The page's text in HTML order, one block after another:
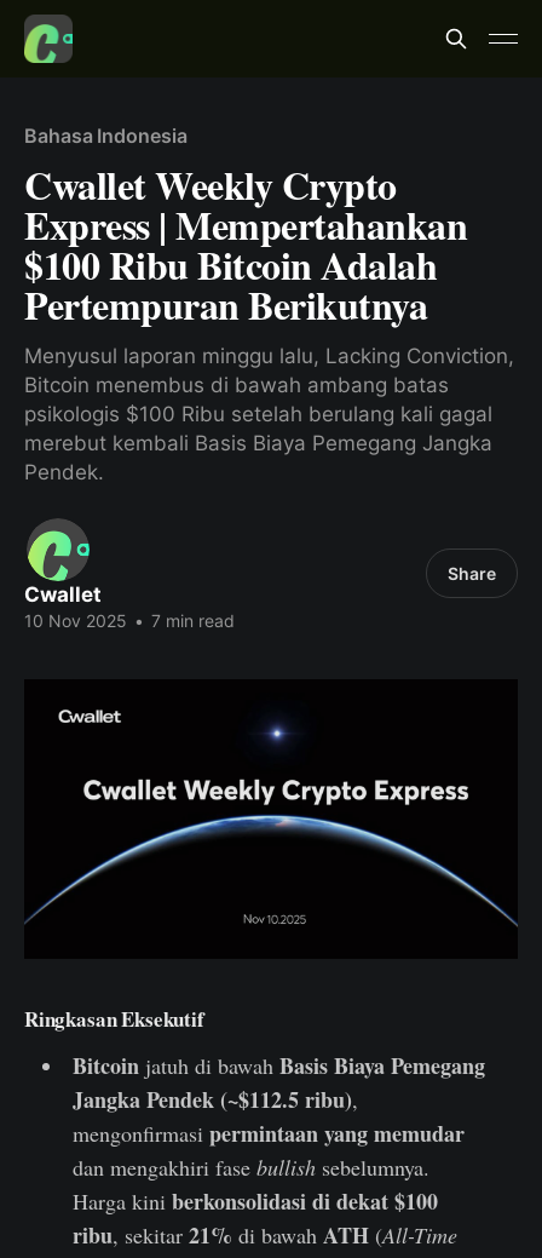
Bahasa Indonesia
Cwallet Weekly Crypto
Express | Mempertahankan
$100 Ribu Bitcoin Adalah
Pertempuran Berikutnya
Menyusul laporan minggu lalu, Lacking Conviction,
Bitcoin menembus di bawah ambang batas
psikologis $100 Ribu setelah berulang kali gagal
merebut kembali Basis Biaya Pemegang Jangka
Pendek.
Cwallet
10 Nov 2025 • 7 min read
Share
Ringkasan Eksekutif
Bitcoin jatuh di bawah Basis Biaya Pemegang
Jangka Pendek (~$112.5 ribu),
mengonfirmasi permintaan yang memudar
dan mengakhiri fase bullishsebelumnya.
Harga kini berkonsolidasi di dekat $100
ribu, sekitar 21% di bawah ATH(All-Time